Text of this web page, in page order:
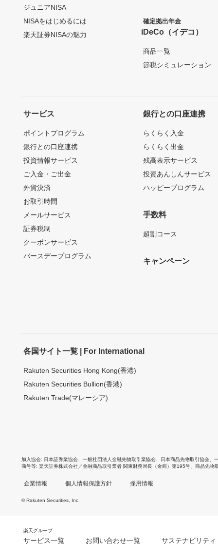
ジュニアNISA
NISAをはじめるには
楽天証券NISAの魅力
確定拠出年金
iDeCo（イデコ）
商品一覧
節税シミュレーション
サービス
ポイントプログラム
銀行との口座連携
投資情報サービス
ご入金・ご出金
外貨決済
お取引時間
メールサービス
証券税制
クーポンサービス
バースデープログラム
銀行との口座連携
らくらく入金
らくらく出金
残高表示サービス
投資あんしんサービス
ハッピープログラム
手数料
超割コース
キャンペーン
各国サイト一覧 | For International
Rakuten Securities Hong Kong(香港)
Rakuten Securities Bullion(香港)
Rakuten Trade(マレーシア)
加入協会 日本証券業協会 一般社団法人金融先物取引業協会 日本商品先物取引協会
商号等 楽天証券株式会社／金融商品取引業者 関東財務局長（金商）第195号、商品先物
企業情報 個人情報保護方針 採用情報
© Rakuten Securities, Inc.
楽天グループ
サービス一覧 お問い合わせ一覧 サステナビリティ